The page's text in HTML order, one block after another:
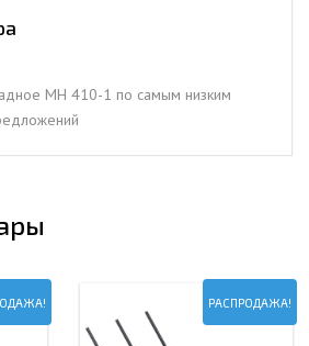
МН 410-1 по самым низким
РАСПРОДАЖА!